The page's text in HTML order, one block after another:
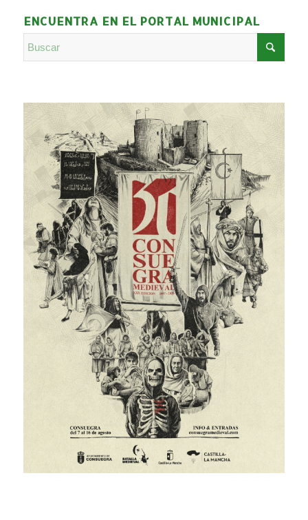
ENCUENTRA EN EL PORTAL MUNICIPAL